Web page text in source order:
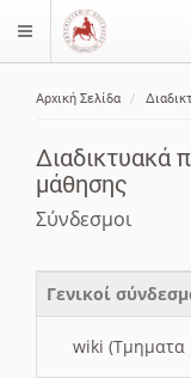
$langMenu
Αρχική Σελίδα
Διαδικτυακά
μάθησης
Σύνδεσμοι
Γενικοί
wiki (Τμηματα